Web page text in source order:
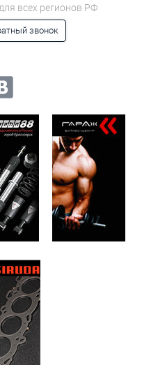
всех регионов РФ
звонок